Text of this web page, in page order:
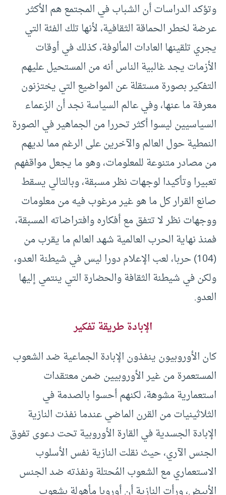
وتؤكد الدراسات أن الشباب في المجتمع هم الأكثر
عرضة لخطر الحماقة الثقافية، لأنها تلك الفئة التي
يجري تلقينها العادات المألوفة، كذلك في أوقات
الأزمات يجد غالبية الناس أنه من المستحيل عليهم
التفكير بصورة مستقلة عن المواضيع التي يختزنون
معرفة ما عنها، وفي عالم السياسة نجد أن الزعماء
السياسيين ليسوا أكثر تحررا من الجماهير في الصورة
النمطية حول العالم والآخرين على الرغم مما لديهم
من مصادر متنوعة للمعلومات، وهو ما يجعل مواقفهم
تعبيرا وتأكيدا لوجهات نظر مسبقة، وبالتالي يسقط
صانع القرار كل ما هو غير مرغوب فيه من معلومات
ووجهات نظر لا تتفق مع أفكاره وافتراضاته المسبقة،
فمنذ نهاية الحرب العالمية شهد العالم ما يقرب من
(104) حربا، لعب الإعلام دورا ليس في شيطنة العدو،
ولكن في شيطنة الثقافة والحضارة التي ينتمي إليها
العدو.
الإبادة طريقة تفكير
كان الأوروبيون ينفذون الإبادة الجماعية ضد الشعوب
المستعمرة من غير الأوروبيين ضمن معتقدات
استعمارية مشوهة، لكنهم أحسوا بالصدمة في
الثلاثينيات من القرن الماضي عندما نفذت النازية
الإبادة الجسدية في القارة الأوروبية تحت دعوى تفوق
الجنس الآري، حيث نقلت النازية نفس الأسلوب
الاستعماري مع الشعوب المُحتلة ونفذته ضد الجنس